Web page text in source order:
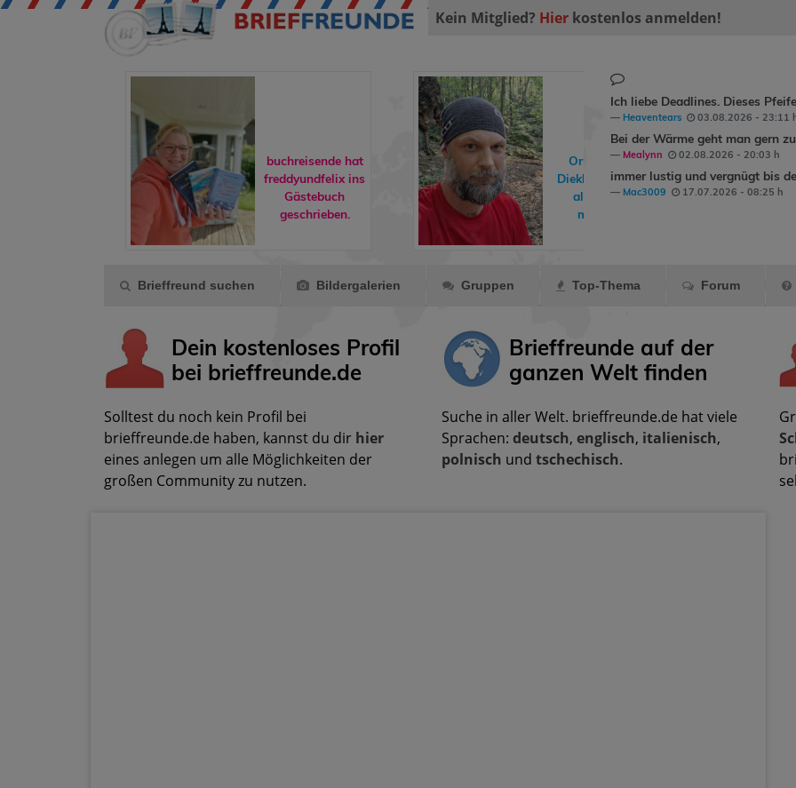
Kein Mitglied? Hier kostenlos anmelden!
buchreisende hat
freddyundfelix ins
Gästebuch
geschrieben.
Ormlinghat
DiekleinenDinge
als Freund
markiert.
Ich liebe Deadlines. Dieses
Heaventears 03.08.2026 - 23:11
Bei der Wärme geht man gern
Mealynn 02.08.2026 - 20:03 h
immer lustig und vergnügt bis
Mac3009 17.07.2026 - 08:25 h
Brieffreund suchen Bildergalerien Gruppen Top-Thema Forum
Dein kostenloses Profil
bei brieffreunde.de
Solltest du noch kein Profil bei
brieffreunde.de haben, kannst du dir hier
eines anlegen um alle Möglichkeiten der
großen Community zu nutzen.
Brieffreunde auf der
ganzen Welt finden
Suche in aller Welt. brieffreunde.de hat viele
Sprachen: deutsch, englisch, italienisch,
polnisch und tschechisch.